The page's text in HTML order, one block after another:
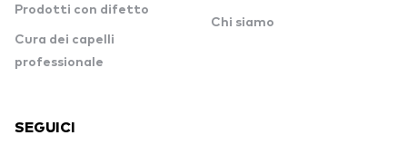
Prodotti con difetto
Cura dei capelli
professionale
Chi siamo
SEGUICI